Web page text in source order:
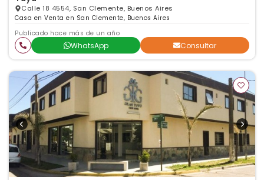
Calle 18 4554, San Clemente, Buenos Aires
Casa en Venta en San Clemente, Buenos Aires
Publicado hace más de un año
WhatsApp Consultar